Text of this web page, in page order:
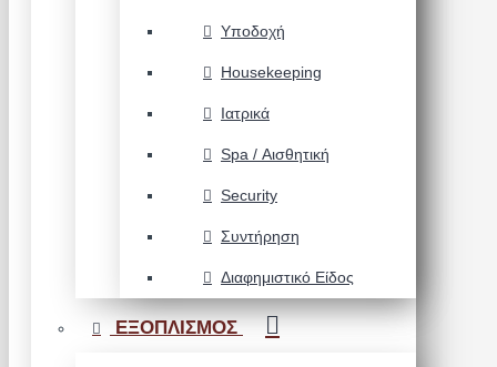
Υποδοχή
Housekeeping
Ιατρικά
Spa / Αισθητική
Security
Συντήρηση
Διαφημιστικό Είδος
ΕΞΟΠΛΙΣΜΟΣ